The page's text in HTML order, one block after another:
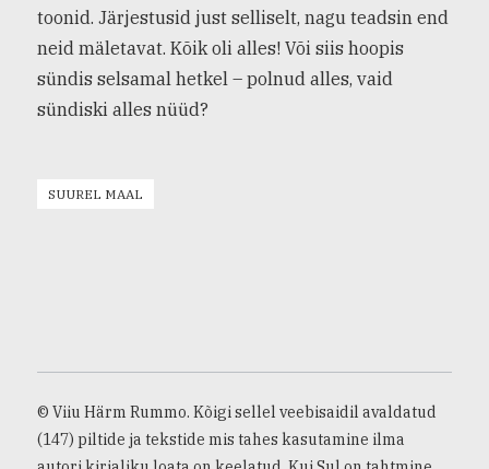
toonid. Järjestusid just selliselt, nagu teadsin end
neid mäletavat. Kõik oli alles! Või siis hoopis
sündis selsamal hetkel – polnud alles, vaid
sündiski alles nüüd?
SUUREL MAAL
© Viiu Härm Rummo. Kõigi sellel veebisaidil avaldatud
(147) piltide ja tekstide mis tahes kasutamine ilma